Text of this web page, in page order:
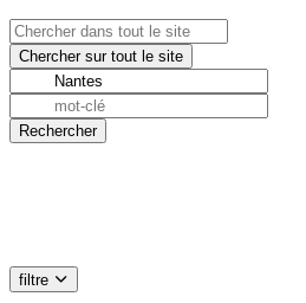
filtre